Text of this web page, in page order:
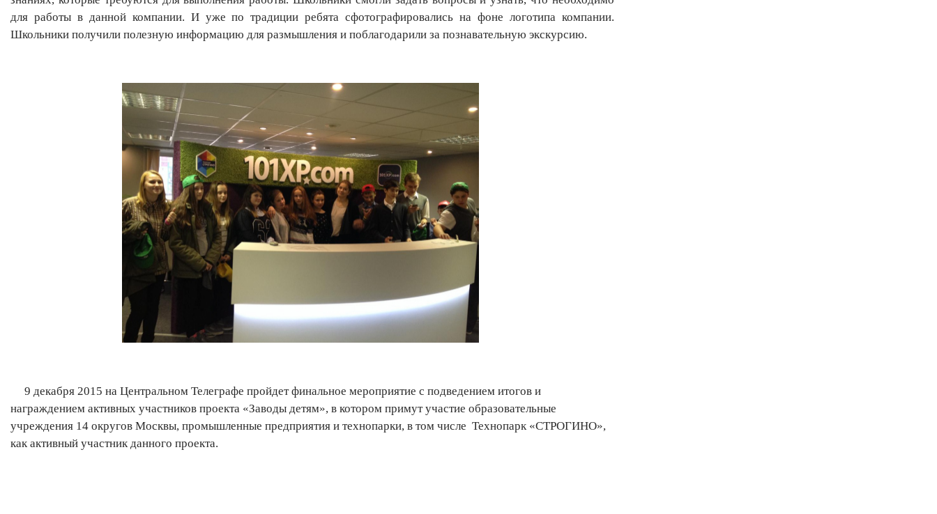
для работы в данной компании. И уже по традиции ребята сфотографировались на фоне логотипа компании.
Школьники получили полезную информацию для размышления и поблагодарили за познавательную экскурсию.
9 декабря 2015 на Центральном Телеграфе пройдет финальное мероприятие с подведением итогов и
награждением активных участников проекта «Заводы детям», в котором примут участие образовательные
учреждения 14 округов Москвы, промышленные предприятия и технопарки, в том числе Технопарк «СТРОГИНО»,
как активный участник данного проекта.